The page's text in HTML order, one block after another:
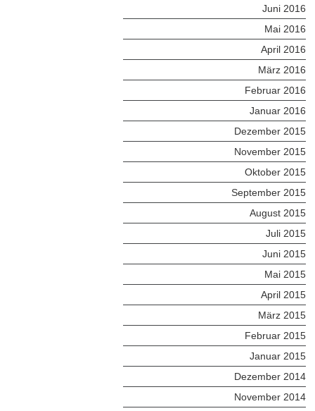
Juni 2016
Mai 2016
April 2016
März 2016
Februar 2016
Januar 2016
Dezember 2015
November 2015
Oktober 2015
September 2015
August 2015
Juli 2015
Juni 2015
Mai 2015
April 2015
März 2015
Februar 2015
Januar 2015
Dezember 2014
November 2014